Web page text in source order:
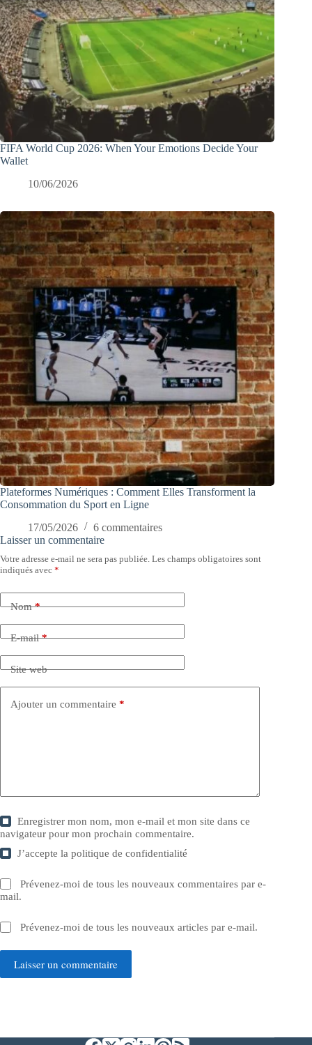
FIFA World Cup 2026: When Your Emotions Decide Your
Wallet
10/06/2026
Plateformes Numériques : Comment Elles Transforment la
Consommation du Sport en Ligne
17/05/2026
6 commentaires
Laisser un commentaire
Votre adresse e-mail ne sera pas publiée. Les champs obligatoires sont
indiqués avec *
Nom*
E-mail*
Site web
Ajouter un commentaire *
Enregistrer mon nom, mon e-mail et mon site dans ce
navigateur pour mon prochain commentaire.
J’accepte lapolitique de confidentialité
Prévenez-moi de tous les nouveaux commentaires par e-
mail.
Prévenez-moi de tous les nouveaux articles par e-mail.
Laisser un commentaire